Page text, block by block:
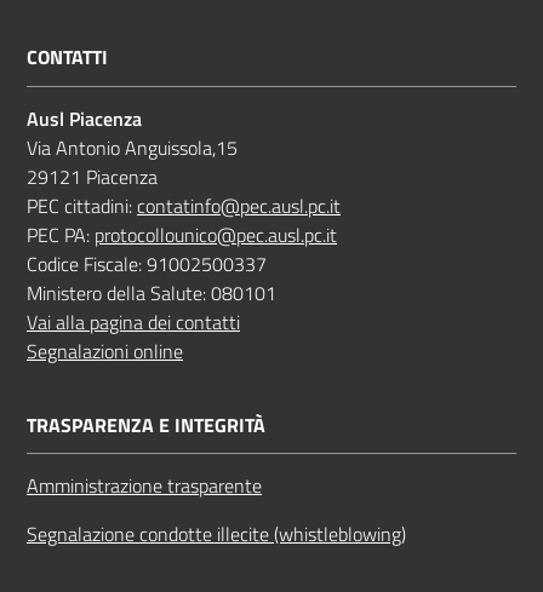
CONTATTI
Ausl Piacenza
Via Antonio Anguissola,15
29121 Piacenza
PEC cittadini:contatinfo@pec.ausl.pc.it
PEC PA: protocollounico@pec.ausl.pc.it
Codice Fiscale: 91002500337
Ministero della Salute: 080101
Vai alla pagina dei contatti
Segnalazioni online
TRASPARENZA E INTEGRITÀ
Amministrazione trasparente
Segnalazione condotte illecite (whistleblowing)